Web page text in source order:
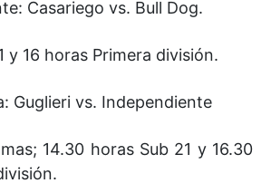
Casariego vs. Bull Dog.
y 16 horas Primera división.
Guglieri vs. Independiente
14.30 horas Sub 21 y 16.30